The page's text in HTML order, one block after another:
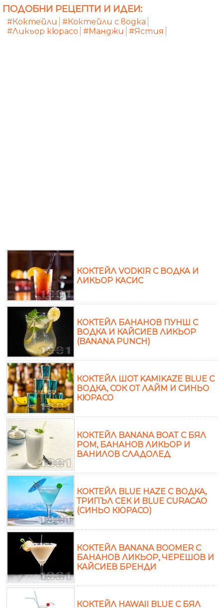
ПОДОБНИ РЕЦЕПТИ И ИДЕИ:
#Коктейли
#Коктейли с водка
#Ликьор кюрасо #Манджи #Ястия
КОКТЕЙЛ VODKIR С ВОДКА И
ЛИКЬОР КАСИС
КОКТЕЙЛ БАНАНОВ ПУНШ С
ВОДКА И КАЙСИЕВ ЛИКЬОР
(BANANA PUNCH)
КОКТЕЙЛ ШОТ KAMIKAZE BLUE С
ВОДКА, СОК ОТ ЛАЙМ И СИНЬО
КЮРАСО
КОКТЕЙЛ BANANA BOAT С БЯЛ
РОМ, БАНАНОВ ЛИКЬОР И
ВАНИЛОВ СЛАДОЛЕД
КОКТЕЙЛ BLUE HAZE С ВОДКА,
ТРИПЪЛ СЕК И BLUE CURACAO
(СИНЬО КЮРАСО)
КОКТЕЙЛ BANANA BOOMER С
БАНАНОВ ЛИКЬОР, ЧЕРЕШОВ И
КАЙСИЕВ БРЕНДИ
КОКТЕЙЛ HAWAII BLUE С БЯЛ